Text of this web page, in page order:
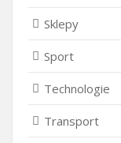
Sklepy
Sport
Technologie
Transport